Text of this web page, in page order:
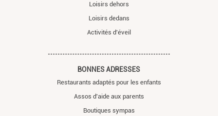
Loisirs dehors
Loisirs dedans
Activités d'éveil
BONNES ADRESSES
Restaurants adaptés pour les enfants
Assos d'aide aux parents
Boutiques sympas